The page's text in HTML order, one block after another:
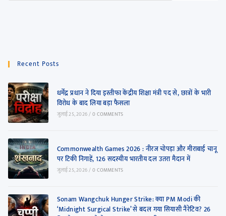
Recent Posts
धर्मेंद्र प्रधान ने दिया इस्तीफा केंद्रीय शिक्षा मंत्री पद से, छात्रों के भारी
विरोध के बाद लिया बड़ा फैसला
जुलाई 25, 2026/0 COMMENTS
Commonwealth Games 2026 : नीरज चोपड़ा और मीराबाई चानू
पर टिकी निगाहें, 126 सदस्यीय भारतीय दल उतरा मैदान में
जुलाई 25, 2026/0 COMMENTS
Sonam Wangchuk Hunger Strike: क्या PM Modi की
‘Midnight Surgical Strike’ से बदल गया सियासी नैरेटिव? 26